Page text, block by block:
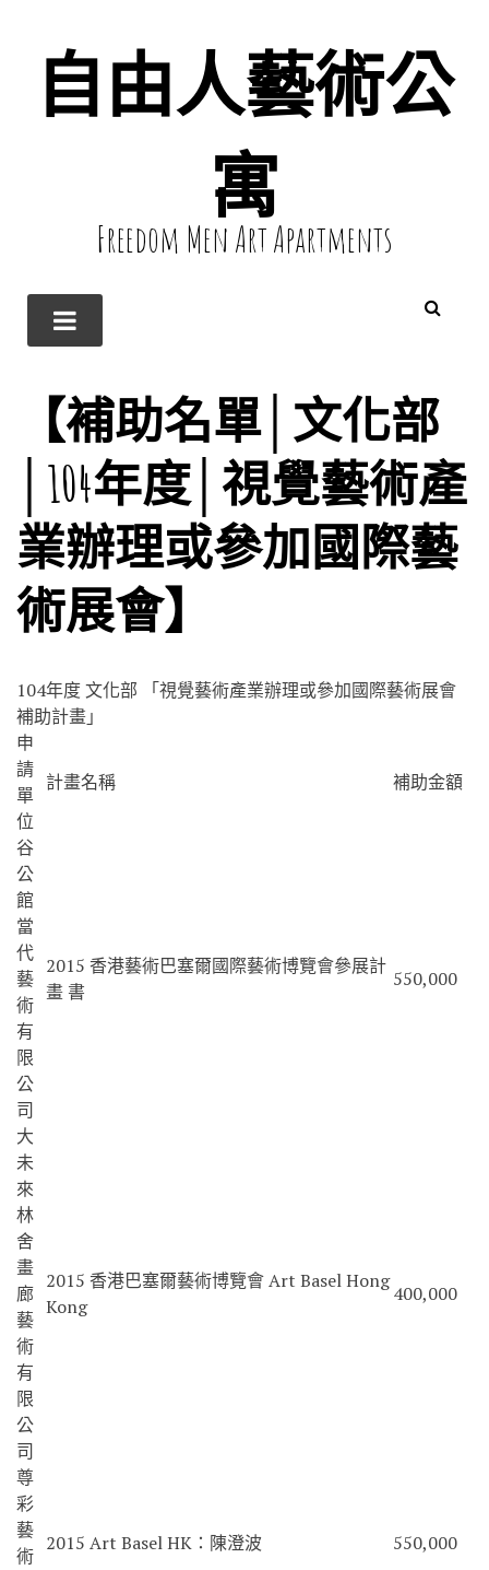
自由人藝術公
寓
Freedom Men Art Apartments
【補助名單│文化部
│104年度│視覺藝術產
業辦理或參加國際藝
術展會】
104年度 文化部 「視覺藝術產業辦理或參加國際藝術展會
補助計畫」
申
請
單
位
計畫名稱 補助金額
谷
公
館
當
代
藝
術
有
限
公
司
2015 香港藝術巴塞爾國際藝術博覽會參展計
畫 書
550,000
大
未
來
林
舍
畫
廊
藝
術
有
限
公
司
2015 香港巴塞爾藝術博覽會 Art Basel Hong
Kong
400,000
尊
彩
藝
術
2015 Art Basel HK：陳澄波 550,000